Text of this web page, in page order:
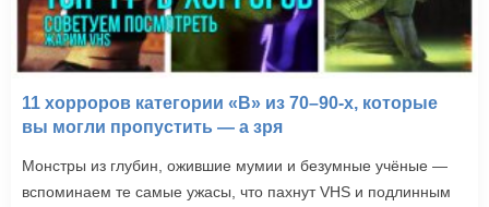
11 хорроров категории «B» из 70–90-х, которые
вы могли пропустить — а зря
Монстры из глубин, ожившие мумии и безумные учёные —
вспоминаем те самые ужасы, что пахнут VHS и подлинным